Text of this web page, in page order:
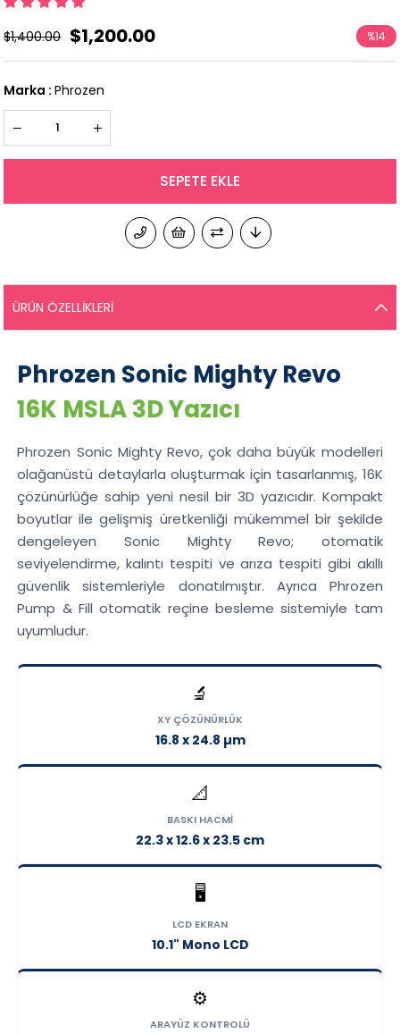
$1,400.00 $1,200.00 %14
İndirim
Marka : Phrozen
ÜRÜN ÖZELLIKLERI
Phrozen Sonic Mighty Revo
16K MSLA 3D Yazıcı
Phrozen Sonic Mighty Revo, çok daha büyük modelleri
olağanüstü detaylarla oluşturmak için tasarlanmış, 16K
çözünürlüğe sahip yeni nesil bir 3D yazıcıdır. Kompakt
boyutlar ile gelişmiş üretkenliği mükemmel bir şekilde
dengeleyen Sonic Mighty Revo; otomatik
seviyelendirme, kalıntı tespiti ve arıza tespiti gibi akıllı
güvenlik sistemleriyle donatılmıştır. Ayrıca Phrozen
Pump & Fill otomatik reçine besleme sistemiyle tam
uyumludur.
🔬
XY ÇÖZÜNÜRLÜK
16.8 x 24.8 µm
📐
BASKI HACMI
22.3 x 12.6 x 23.5 cm
🖥️
LCD EKRAN
10.1" Mono LCD
⚙️
ARAYÜZ KONTROLÜ